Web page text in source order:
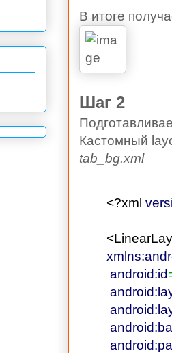
В итоге
Шаг 2
Кастомный
tab_bg.xml
<?xml
android:id